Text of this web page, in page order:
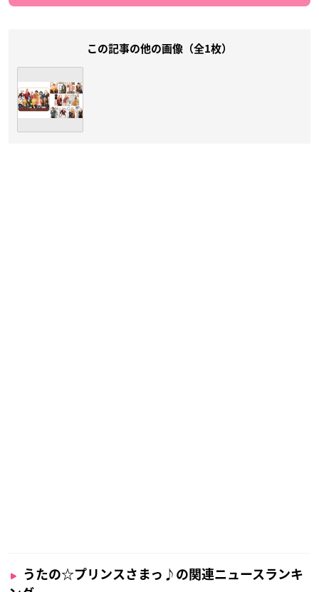
この記事の他の画像（全1枚）
うたの☆プリンスさまっ♪の関連ニュースランキ